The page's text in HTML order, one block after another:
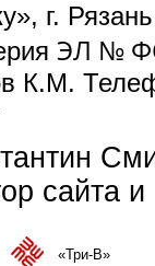
г.
ЭЛ №
К.М.
сайта
is external)«Три-В»